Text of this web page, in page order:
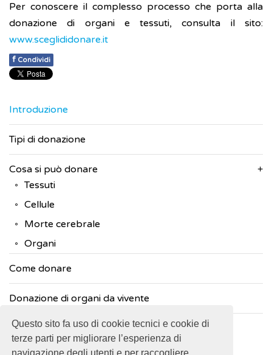
Questo sito fa uso di cookie tecnici e cookie di
terze parti per migliorare l’esperienza di
navigazione degli utenti e per raccogliere
Per conoscere il complesso processo che porta alla
donazione di organi e tessuti, consulta il sito:
www.sceglididonare.it
f Condividi
Introduzione
Tipi di donazione
Cosa si può donare
Tessuti
Cellule
Morte cerebrale
Organi
Come donare
Donazione di organi da vivente
Come funziona la donazione di organi